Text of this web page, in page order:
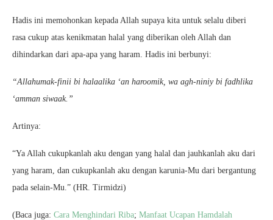
Hadis ini memohonkan kepada Allah supaya kita untuk selalu diberi
rasa cukup atas kenikmatan halal yang diberikan oleh Allah dan
dihindarkan dari apa-apa yang haram. Hadis ini berbunyi:
“Allahumak-finii bi halaalika ‘an haroomik, wa agh-niniy bi fadhlika
‘amman siwaak.”
Artinya:
“Ya Allah cukupkanlah aku dengan yang halal dan jauhkanlah aku dari
yang haram, dan cukupkanlah aku dengan karunia-Mu dari bergantung
pada selain-Mu.” (HR. Tirmidzi)
(Baca juga: Cara Menghindari Riba; Manfaat Ucapan Hamdalah